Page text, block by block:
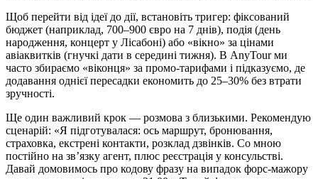
Щоб перейти від ідеї до дії, встановіть тригер: фіксований
бюджет (наприклад, 700–900 євро на 7 днів), подія (день
народження, концерт у Лісабоні) або «вікно» за цінами
авіаквитків (гнучкі дати в середині тижня). В AnyTour ми
часто збираємо «віконця» за промо‑тарифами і підказуємо, де
додавання однієї пересадки економить до 25–30% без втрати
зручності.
Ще один важливий крок — розмова з близькими. Рекомендую
сценарій: «Я підготувалася: ось маршрут, бронювання,
страховка, екстрені контакти, розклад дзвінків. Со мною
постійно на зв’язку агент, плюс реєстрація у консульстві.
Давай домовимось про кодову фразу на випадок форс‑мажору